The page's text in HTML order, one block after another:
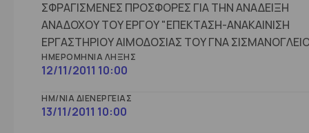
ΣΦΡΑΓΙΣΜΕΝΕΣ ΠΡΟΣΦΟΡΕΣ ΓΙΑ ΤΗΝ ΑΝΑΔΕΙΞΗ
ΑΝΑΔΟΧΟΥ ΤΟΥ ΕΡΓΟΥ "ΕΠΕΚΤΑΣΗ-ΑΝΑΚΑΙΝΙΣΗ
ΕΡΓΑΣΤΗΡΙΟΥ ΑΙΜΟΔΟΣΙΑΣ ΤΟΥ ΓΝΑ
ΗΜΕΡΟΜΗΝΊΑ ΛΉΞΗΣ
12/11/2011 10:00
ΗΜ/ΝΊΑ ΔΙΕΝΈΡΓΕΙΑΣ
13/11/2011 10:00